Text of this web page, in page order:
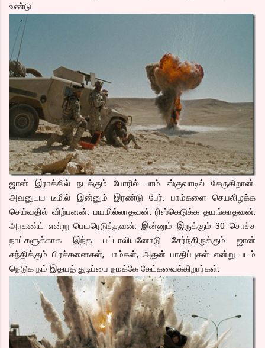
உண்டு.
ஜான் இராக்கில் நடக்கும் போரில் பாம் ஸ்குவாடில் சேருகிறான்.
அவனுடய டீமில் இன்னும் இரண்டு பேர். பாம்களை செயலிழக்க
செய்வதில் விற்பனன். பயமில்லாதவன். ரிஸ்கெடுக்க தயங்காதவன்.
அரகண்ட் என்று பெயரெடுத்தவன். இன்னும் இருக்கும் 30 சொச்ச
நாட்களுக்காக இந்த பட்டாலியனோடு சேர்ந்திருக்கும் ஜான்
சந்திக்கும் பிரச்சனைகள், பாம்கள், அதன் பாதிப்புகள் என்று படம்
நெடுக நம் இதயத் துடிப்பை நமக்கே கேட்கவைக்கிறார்கள்.